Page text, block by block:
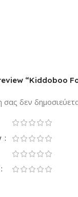
“Kiddoboo
δεν